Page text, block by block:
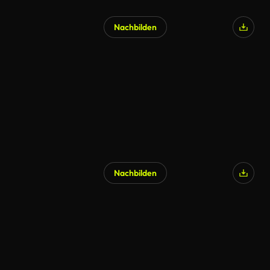
Nachbilden
Nachbilden